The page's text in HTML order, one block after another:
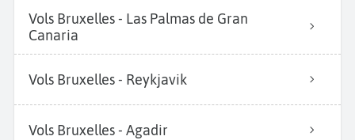
Vols Bruxelles - Las Palmas de Gran
Canaria
Vols Bruxelles - Reykjavik
Vols Bruxelles - Agadir